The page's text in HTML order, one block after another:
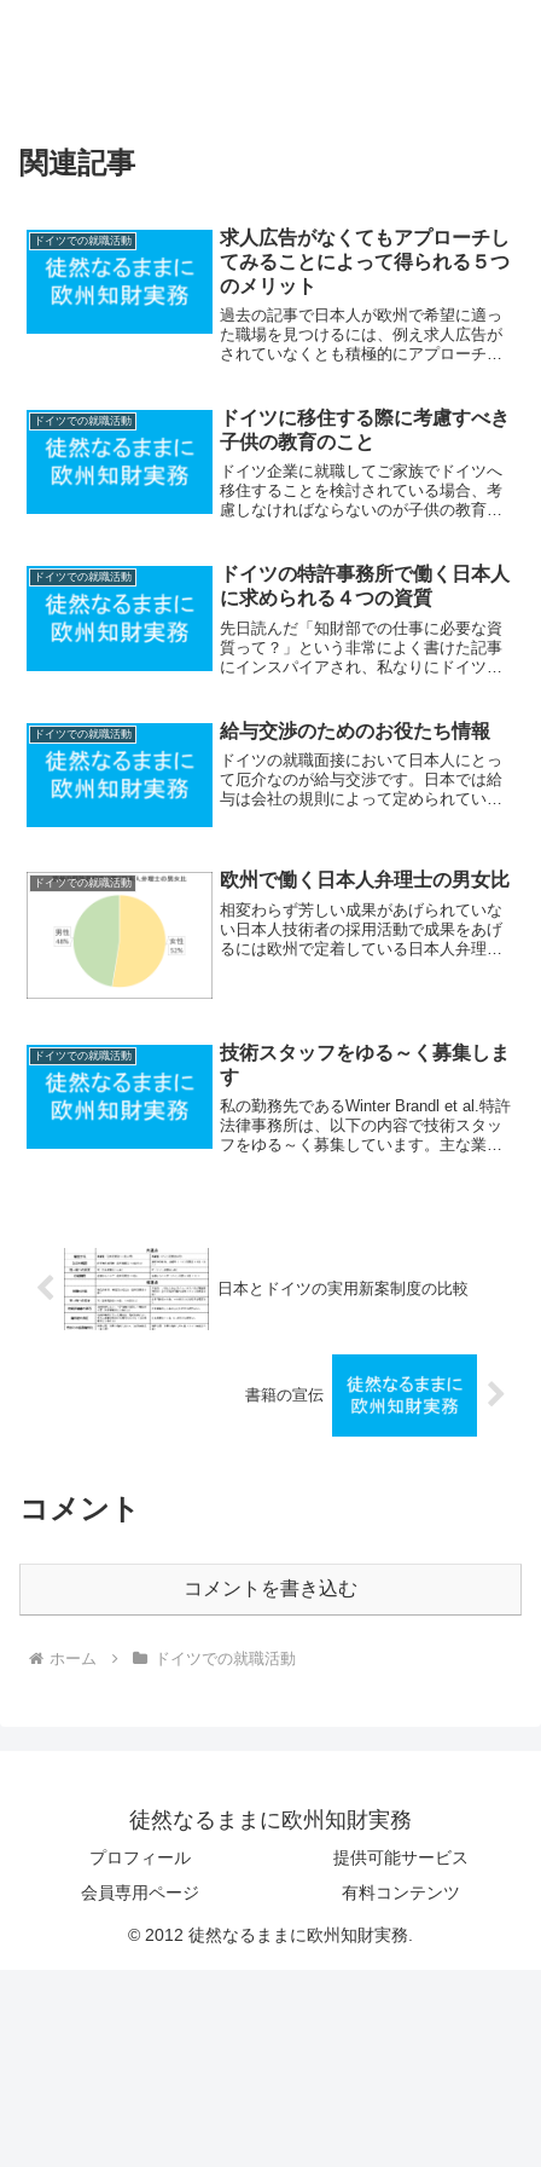
関連記事
ドイツでの就職活動
求人広告がなくてもアプローチし
てみることによって得られる５つ
のメリット
過去の記事で日本人が欧州で希望に適っ
た職場を見つけるには、例え求人広告が
されていなくとも積極的にアプローチを
的にアプローチ（以下「積極的アプロー
チ」とも称します）するこ...
ドイツでの就職活動
ドイツに移住する際に考慮すべき
子供の教育のこと
ドイツ企業に就職してご家族でドイツへ
移住することを検討されている場合、考
慮しなければならないのが子供の教育こ
年生で子供の学力に応じて大学進学コー
スまたは職人コースなどの...
ドイツでの就職活動
ドイツの特許事務所で働く日本人
に求められる４つの資質
先日読んだ「知財部での仕事に必要な資
質って？」という非常によく書けた記事
にインスパイアされ、私なりにドイツの
て選出されたドイツの特許事務所で働く
日本人に求められる４つの...
ドイツでの就職活動 給与交渉のためのお役たち情報
ドイツの就職面接において日本人にとっ
て厄介なのが給与交渉です。日本では給
与は会社の規則によって定められている
金額を提示することが求め...
ドイツでの就職活動 欧州で働く日本人弁理士の男女比
相変わらず芳しい成果があげられていな
い日本人技術者の採用活動で成果をあげ
るには欧州で定着している日本人弁理士
ドイツでの就職活動
技術スタッフをゆる～く募集しま
す
私の勤務先であるWinter Brandl et al.特許
法律事務所は、以下の内容で技術スタッ
フをゆる～く募集しています。主な業務
日本とドイツの実用新案制度の比較
書籍の宣伝
コメント
コメントを書き込む
ホーム ドイツでの就職活動
徒然なるままに欧州知財実務
プロフィール
提供可能サービス
会員専用ページ
有料コンテンツ
© 2012 徒然なるままに欧州知財実務.